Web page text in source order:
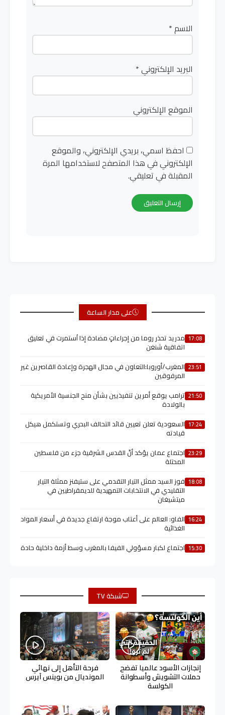
الاسم*
البريد الإلكتروني*
الموقع الإلكتروني
احفظ اسمي، بريدي الإلكتروني، والموقع
الإلكتروني في هذا المتصفح لاستخدامها المرة
المقبلة في تعليقي.
على مدار الساعة
17:08 مدريد تحذر روما من إجراءاتٍ مضادة إذا اُستمرت في تعليق
اتفاقية شنغن
23:51 المغرب/أوروبا:التعاون في مجال الهجرة وإعادة القاصرين غير
المرفوقين
21:50 ترامب يوقع أمرين تنفيذيين بشأن منح الجنسية الأمريكية
بالولادة
17:24 السعودية تعلن تعيين قائد التحالف البحري وتستكمل هيكل
قيادته
23:29 اجتماع عمان يؤكد أنّ القدس الشرقية جزء من فلسطين
المحتلة
18:08 فوز السيد ممثل التيار التقدمي على ستيفنز ممثلة التيار
التقليدي في الانتخابات التمهيدية للديمقراطيين في
ميتشيغان
16:24 الفاو: العالم على أعتاب موجة ارتفاع جديدة في أسعار المواد
الغذائية
15:30 اجتماع لكبار مسؤولي الفيفا بالمغرب وسط أزمة داخلية حادة
شبكة TV
إنجازات الأسود عالميا تفضح
حملات التشويش وأسطوانة
الكولسة
فرحة التأهل إلى نهائي
المونديال من بوينس آيرس